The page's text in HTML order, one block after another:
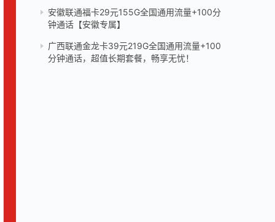
安徽联通福卡29元155G全国通用流量+100分
钟通话【安徽专属】
广西联通金龙卡39元219G全国通用流量+100
分钟通话，超值长期套餐，畅享无忧！